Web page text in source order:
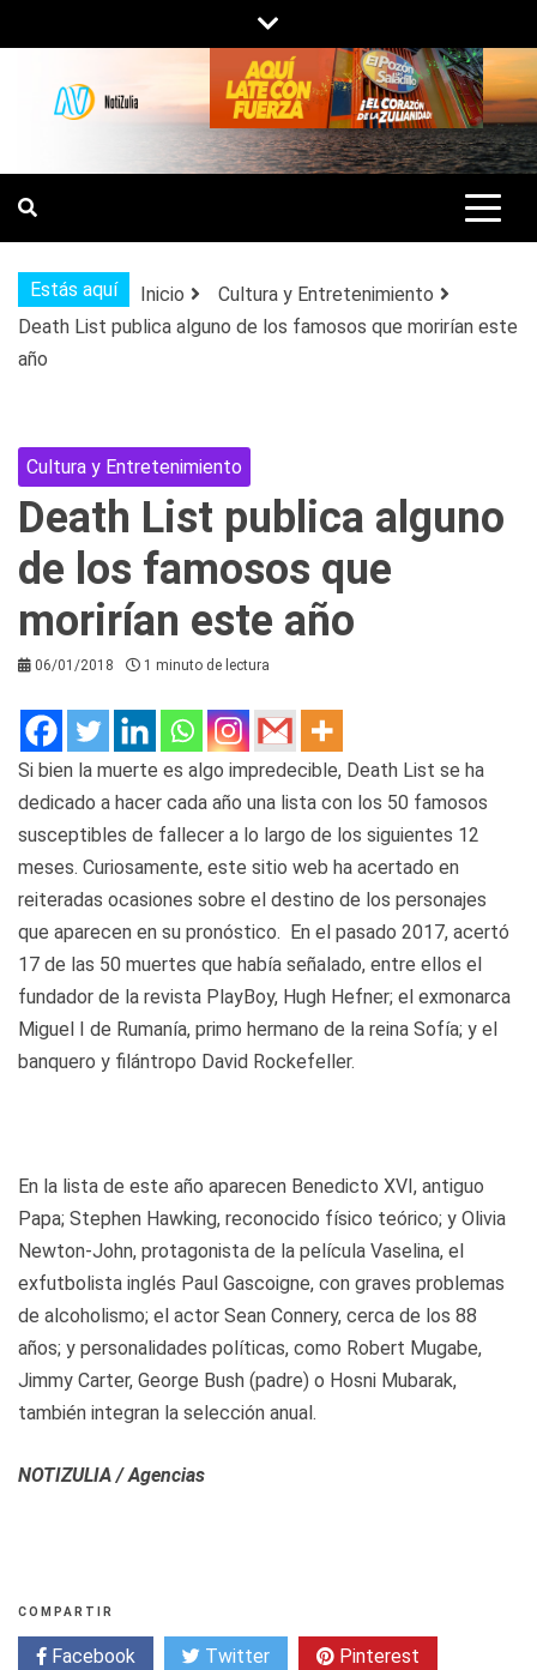
al
contenido
NOTIZULIA
NOTICIAS DEL ZULIA, VENEZUELA Y
DE INTERÉS GENERAL.
Estás aquí Inicio
Cultura y Entretenimiento
Death List publica alguno de los famosos que morirían este
año
Cultura y Entretenimiento
Death List publica alguno
de los famosos que
morirían este año
06/01/2018 1 minuto de lectura
Si bien la muerte es algo impredecible, Death List se ha
dedicado a hacer cada año una lista con los 50 famosos
susceptibles de fallecer a lo largo de los siguientes 12
meses. Curiosamente, este sitio web ha acertado en
reiteradas ocasiones sobre el destino de los personajes
que aparecen en su pronóstico. En el pasado 2017, acertó
17 de las 50 muertes que había señalado, entre ellos el
fundador de la revista PlayBoy, Hugh Hefner; el exmonarca
Miguel I de Rumanía, primo hermano de la reina Sofía; y el
banquero y filántropo David Rockefeller.
En la lista de este año aparecen Benedicto XVI, antiguo
Papa; Stephen Hawking, reconocido físico teórico; y Olivia
Newton-John, protagonista de la película Vaselina, el
exfutbolista inglés Paul Gascoigne, con graves problemas
de alcoholismo; el actor Sean Connery, cerca de los 88
años; y personalidades políticas, como Robert Mugabe,
Jimmy Carter, George Bush (padre) o Hosni Mubarak,
también integran la selección anual.
NOTIZULIA / Agencias
COMPARTIR
Facebook Twitter Pinterest